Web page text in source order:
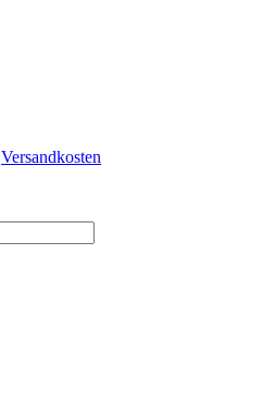
Versandkosten